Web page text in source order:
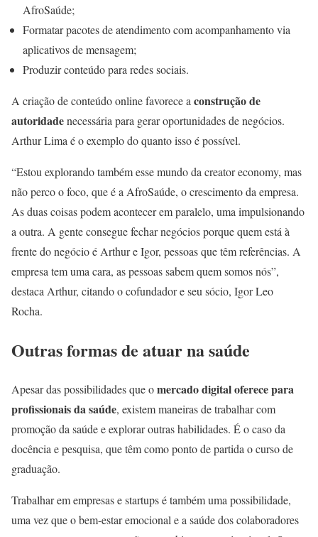
AfroSaúde;
Formatar pacotes de atendimento com acompanhamento via
aplicativos de mensagem;
Produzir conteúdo para redes sociais.
A criação de conteúdo online favorece a construção de
autoridadenecessária para gerar oportunidades de negócios.
Arthur Lima é o exemplo do quanto isso é possível.
“Estou explorando também esse mundo da creator economy, mas
não perco o foco, que é a AfroSaúde, o crescimento da empresa.
As duas coisas podem acontecer em paralelo, uma impulsionando
a outra. A gente consegue fechar negócios porque quem está à
frente do negócio é Arthur e Igor, pessoas que têm referências. A
empresa tem uma cara, as pessoas sabem quem somos nós”,
destaca Arthur, citando o cofundador e seu sócio, Igor Leo
Rocha.
Outras formas de atuar na saúde
Apesar das possibilidades que omercado digital oferece para
profissionais da saúde, existem maneiras de trabalhar com
promoção da saúde e explorar outras habilidades. É o caso da
docência e pesquisa, que têm como ponto de partida o curso de
graduação.
Trabalhar em empresas e startups é também uma possibilidade,
uma vez que o bem-estar emocional e a saúde dos colaboradores